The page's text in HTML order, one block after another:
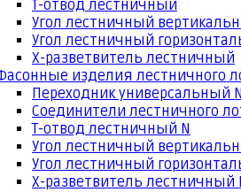
Т-отвод лестничный
Угол лестничный
Угол лестничный
Х-разветвитель лестничный
изделия лестничного
Переходник универсальный N
Соединители лестничного
Т-отвод лестничный N
Угол лестничный
Угол лестничный
Х-разветвитель лестничный